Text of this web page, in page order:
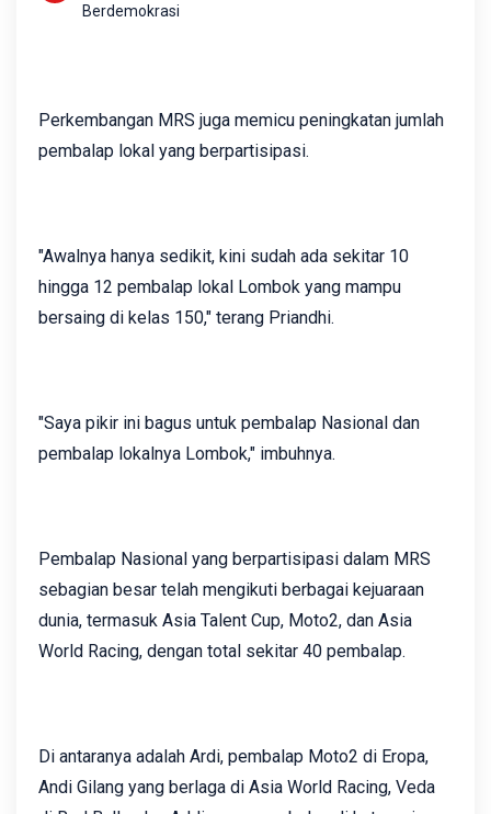
Berdemokrasi
Perkembangan MRS juga memicu peningkatan jumlah
pembalap lokal yang berpartisipasi.
"Awalnya hanya sedikit, kini sudah ada sekitar 10
hingga 12 pembalap lokal Lombok yang mampu
bersaing di kelas 150," terang Priandhi.
"Saya pikir ini bagus untuk pembalap Nasional dan
pembalap lokalnya Lombok," imbuhnya.
Pembalap Nasional yang berpartisipasi dalam MRS
sebagian besar telah mengikuti berbagai kejuaraan
dunia, termasuk Asia Talent Cup, Moto2, dan Asia
World Racing, dengan total sekitar 40 pembalap.
Di antaranya adalah Ardi, pembalap Moto2 di Eropa,
Andi Gilang yang berlaga di Asia World Racing, Veda